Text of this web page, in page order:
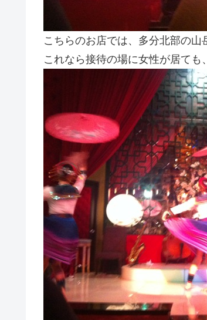
こちらのお店では、多分北部の
これなら接待の場に女性が居て